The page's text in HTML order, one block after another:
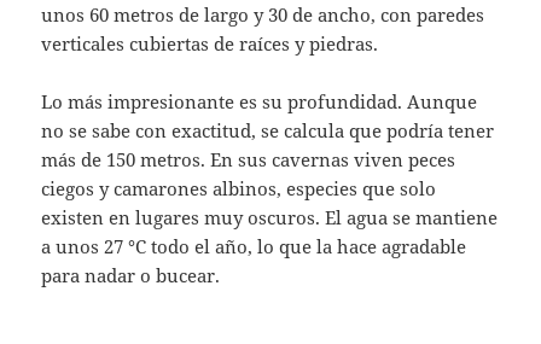
unos 60 metros de largo y 30 de ancho, con paredes
verticales cubiertas de raíces y piedras.
Lo más impresionante es su profundidad. Aunque
no se sabe con exactitud, se calcula que podría tener
más de 150 metros. En sus cavernas viven peces
ciegos y camarones albinos, especies que solo
existen en lugares muy oscuros. El agua se mantiene
a unos 27 °C todo el año, lo que la hace agradable
para nadar o bucear.